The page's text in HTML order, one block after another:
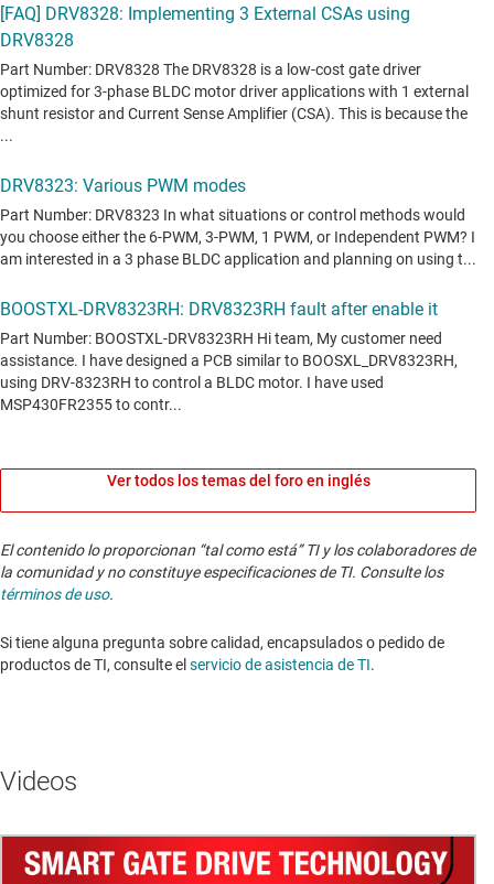
Ver todos los temas del foro en inglés
El contenido lo proporcionan “tal como está” TI y los colaboradores de
la comunidad y no constituye especificaciones de TI. Consulte los
términos de uso.
Si tiene alguna pregunta sobre calidad, encapsulados o pedido de
productos de TI, consulte el servicio de asistencia de TI. ​​​​​​​​​​​​​​
Videos